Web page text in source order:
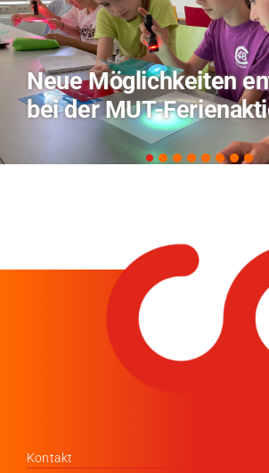
TVO berichtet über
zu KI in der
Kontakt